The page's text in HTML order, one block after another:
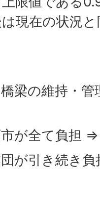
は現在の状況
梁の維持・
が全て負担
が引き続き